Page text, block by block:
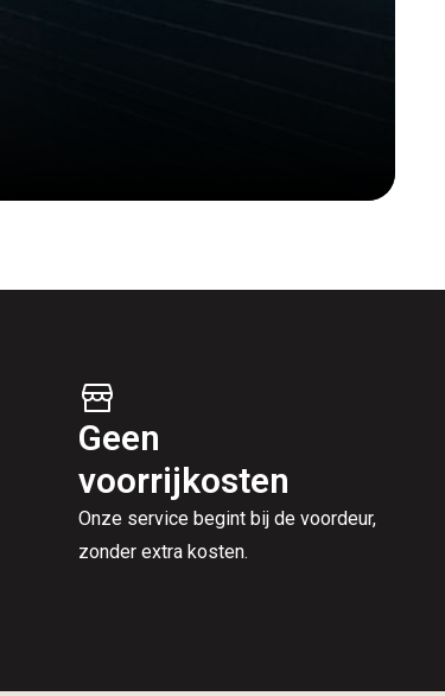
Geen
voorrijkosten
Onze service begint bij de voordeur,
zonder extra kosten.